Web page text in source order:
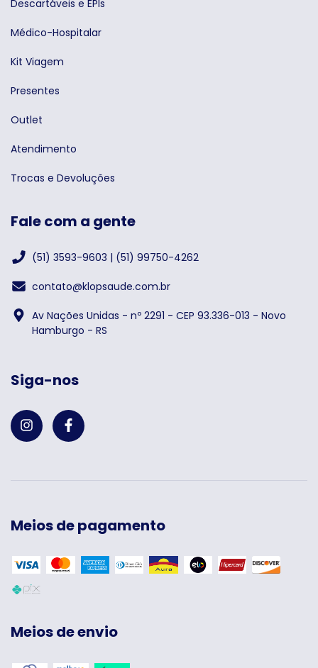
Descartáveis e EPIs
Médico-Hospitalar
Kit Viagem
Presentes
Outlet
Atendimento
Trocas e Devoluções
Fale com a gente
(51) 3593-9603 | (51) 99750-4262
contato@klopsaude.com.br
Av Nações Unidas - nº 2291 - CEP 93.336-013 - Novo
Hamburgo - RS
Siga-nos
Meios de pagamento
Meios de envio